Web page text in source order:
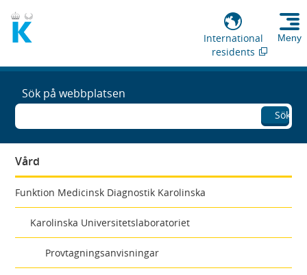
International
residents
Meny
Sök på webbplatsen
Sök
Vård
Funktion Medicinsk Diagnostik Karolinska
Karolinska Universitetslaboratoriet
Provtagningsanvisningar